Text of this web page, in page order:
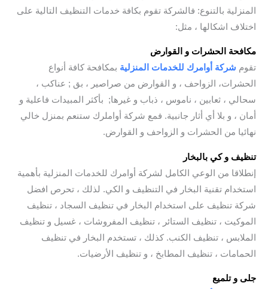
المنزلية بالتنوع: فالشركة تقوم بكافة خدمات التنظيف التالية على
اختلاف اشكالها ، مثل:
مكافحة الحشرات و القوارض
تقوم شركة أوامرك للخدمات المنزلية بمكافحة كافة أنواع
الحشرات، الزواحف ، و القوارض من صراصير ، بق ; عناكب ،
سحالي ، ثعابين ، ناموس ، ذباب و غيرها; بأكثر المبيدات فاعلية و
أمان ، و بلا أي أثار جانبية. فمع شركة أواملرك ستنعم بمنزل خالي
نهائيا من الحشرات و الزواحف و القوارض.
تنظيف و كي بالبخار
إنطلاقا من الوعي الكامل لشركة أوامرك للخدمات المنزلية بأهمية
استخدام تقنية البخار في التنظيف و الكي. لذلك ، تحرص افضل
شركة تنظيف على استخدام البخار في تنظيف السجاد ، تنظيف
الموكيت ، تنظيف الستائر ، تنظيف المفروشات ، غسيل و تنظيف
الملابس ، تنظيف الكنب. كذلك ، تستخدم البخار في تنظيف
الحمامات ، تنظيف المطابخ ، و تنظيف الأرضيات.
جلى و تلميع